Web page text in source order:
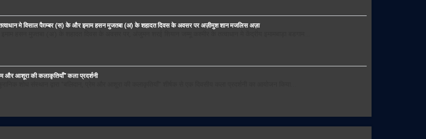
मे विसाल पैग़म्बर (स) के और इमाम हसन मुजतबा (अ) के शहादत दिवस के अवसर पर अज़ीमुश शान मजलिस अज़ा
और आशूरा की कलाकृतियाँ" कला प्रदर्शनी